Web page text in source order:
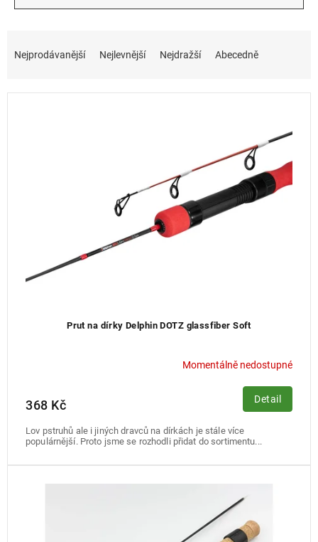
Nejprodávanější Nejlevnější Nejdražší Abecedně
Prut na dírky Delphin DOTZ glassfiber Soft
Momentálně nedostupné
368 Kč Detail
Lov pstruhů ale i jiných dravců na dírkách je stále více
populárnější. Proto jsme se rozhodli přidat do sortimentu...